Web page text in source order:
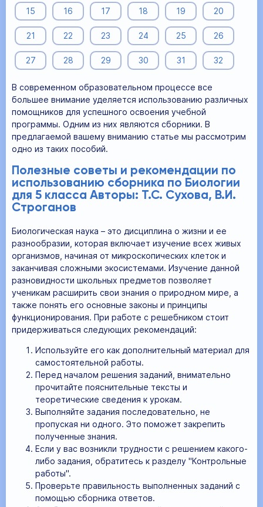
15 16 17 18 19 20
21 22 23 24 25 26
27 28 29 30 31 32
В современном образовательном процессе все
большее внимание уделяется использованию различных
помощников для успешного освоения учебной
программы. Одним из них являются сборники. В
предлагаемой вашему вниманию статье мы рассмотрим
одно из таких пособий.
Полезные советы и рекомендации по
использованию сборника по Биологии
для 5 класса Авторы: Т.С. Сухова, В.И.
Строганов
Биологическая наука – это дисциплина о жизни и ее
разнообразии, которая включает изучение всех живых
организмов, начиная от микроскопических клеток и
заканчивая сложными экосистемами. Изучение данной
разновидности школьных предметов позволяет
ученикам расширить свои знания о природном мире, а
также понять его основные законы и принципы
функционирования. При работе с решебником стоит
придерживаться следующих рекомендаций:
Используйте его как дополнительный материал для
самостоятельной работы.
Перед началом решения заданий, внимательно
прочитайте пояснительные тексты и
теоретические сведения к урокам.
Выполняйте задания последовательно, не
пропуская ни одного. Это поможет закрепить
полученные знания.
Если у вас возникли трудности с решением какого-
либо задания, обратитесь к разделу "Контрольные
работы".
Проверьте правильность выполненных заданий с
помощью сборника ответов.